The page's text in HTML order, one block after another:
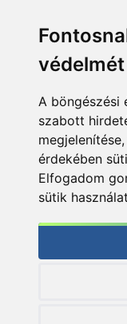
védelmét
A böngészési
szabott
érdekében
Elfogadom
sütik